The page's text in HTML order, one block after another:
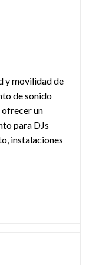
y movilidad de
de sonido
un
para DJs
instalaciones